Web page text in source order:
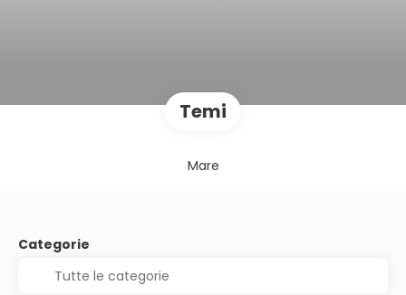
Temi
Mare
Categorie